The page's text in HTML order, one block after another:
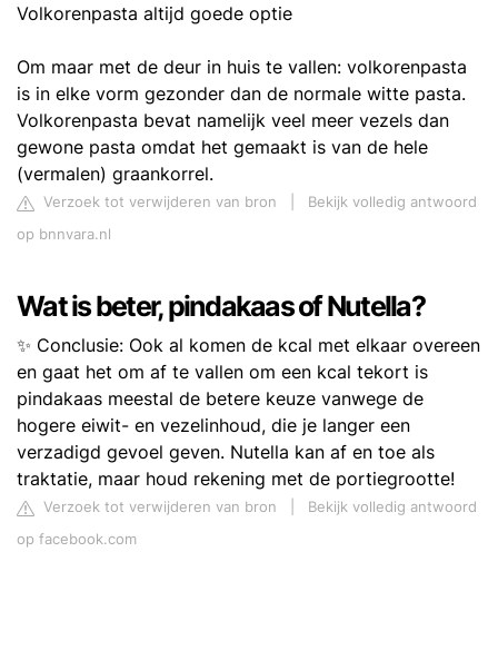
Volkorenpasta altijd goede optie
Om maar met de deur in huis te vallen: volkorenpasta
is in elke vorm gezonder dan de normale witte pasta.
Volkorenpasta bevat namelijk veel meer vezels dan
gewone pasta omdat het gemaakt is van de hele
(vermalen) graankorrel.
Verzoek tot verwijderen van bron
Bekijk volledig antwoord
op bnnvara.nl
Wat is beter, pindakaas of Nutella?
✨ Conclusie: Ook al komen de kcal met elkaar overeen
en gaat het om af te vallen om een kcal tekort is
pindakaas meestal de betere keuze vanwege de
hogere eiwit- en vezelinhoud, die je langer een
verzadigd gevoel geven. Nutella kan af en toe als
traktatie, maar houd rekening met de portiegrootte!
Verzoek tot verwijderen van bron
Bekijk volledig antwoord
op facebook.com